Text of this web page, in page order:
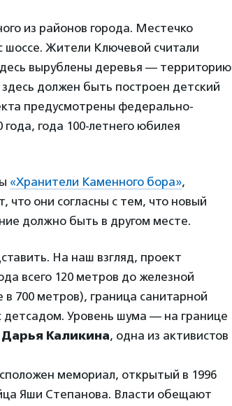
из районов города. Местечко
шоссе. Жители Ключевой считали
вырублены деревья — территорию
должен быть построен детский
предусмотрены федерально-
года 100-летнего юбилея
«Хранители Каменного бора»,
что они согласны с тем, что новый
должно быть в другом месте.
На наш взгляд, проект
всего 120 метров до железной
в 700 метров), граница санитарной
детсадом. Уровень шума — на границе
Дарья Каликина, одна из активистов
мемориал, открытый в 1996
Яши Степанова. Власти обещают